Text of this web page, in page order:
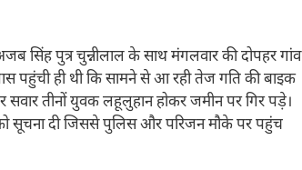
अजब सिंह पुत्र चुन्नीलाल के साथ मंगलवार की दोपहर गांव
पहुंची ही थी कि सामने से आ रही तेज गति की बाइक
सवार तीनों युवक लहूलुहान होकर जमीन पर गिर पड़े।
सूचना दी जिससे पुलिस और परिजन मौके पर पहुंच